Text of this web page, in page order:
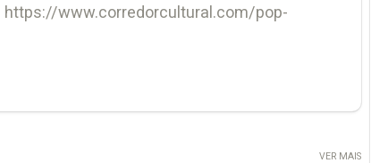
https://www.corredorcultural.com/pop-
VER MAIS